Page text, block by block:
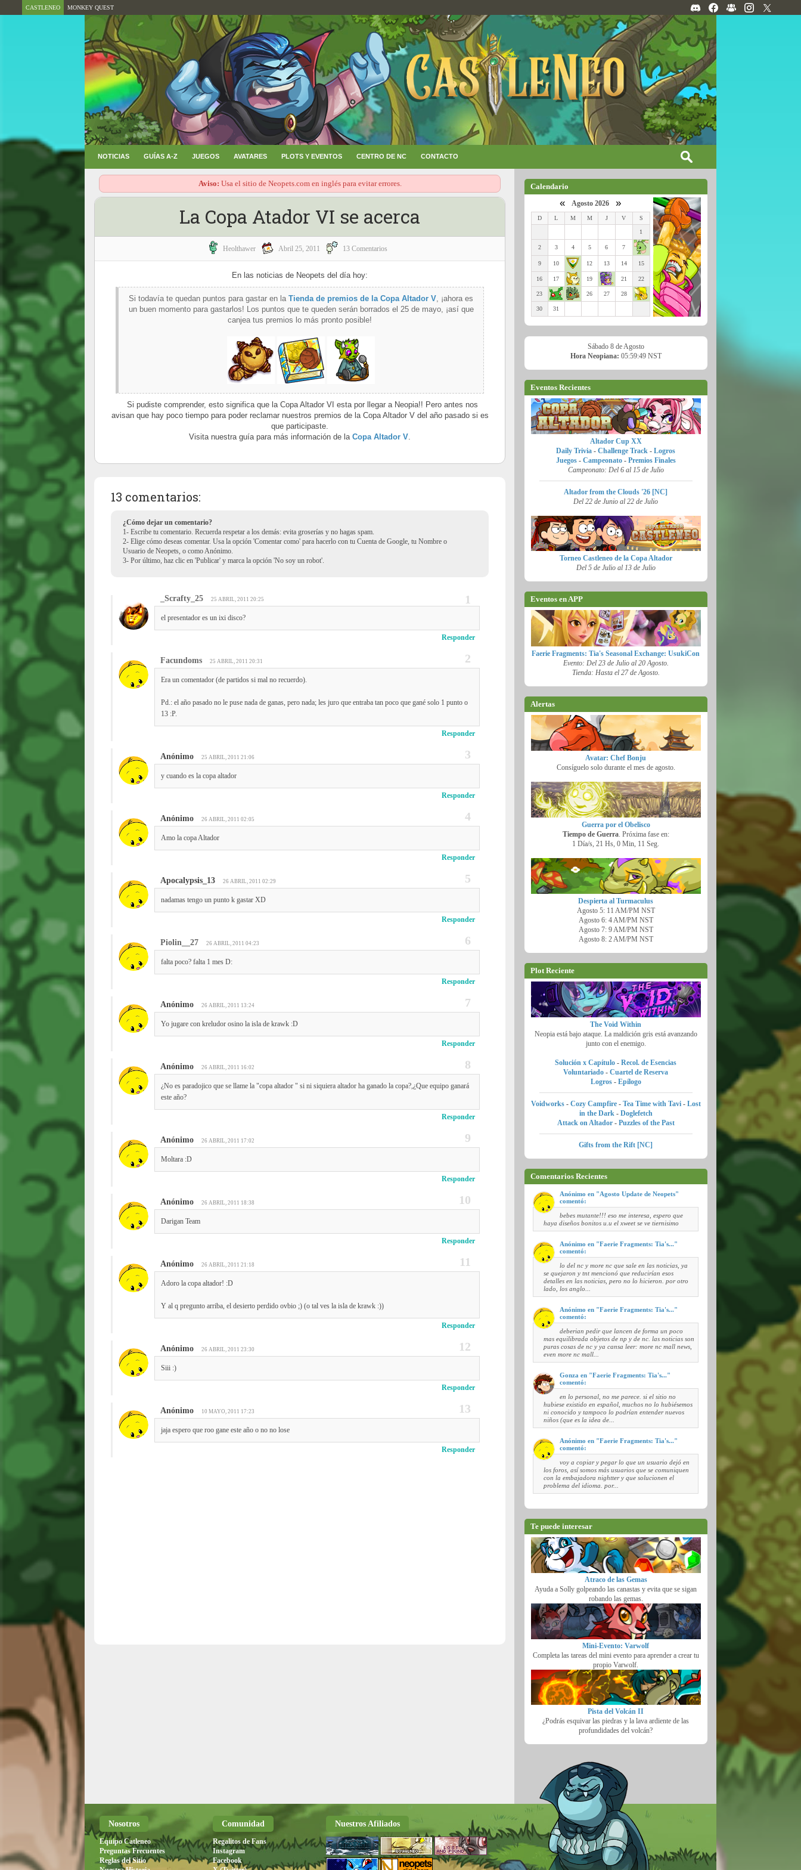
CASTLENEO MONKEY QUEST
NOTICIAS GUÍAS A-Z JUEGOS AVATARES PLOTS Y EVENTOS CENTRO DE NC CONTACTO
Aviso: Usa el sitio de Neopets.com en inglés para evitar errores.
La Copa Atador VI se acerca
Heolthawer Abril 25, 2011 13 Comentarios
En las noticias de Neopets del día hoy:
Si todavía te quedan puntos para gastar en laTienda de premios de la Copa Altador V, ¡ahora es
un buen momento para gastarlos! Los puntos que te queden serán borrados el 25 de mayo, ¡así que
canjea tus premios lo más pronto posible!
Si pudiste comprender, esto significa que la Copa Altador VI esta por llegar a Neopia!! Pero antes nos
avisan que hay poco tiempo para poder reclamar nuestros premios de la Copa Altador V del año pasado si es
que participaste.
Visita nuestra guía para más información de laCopa Altador V.
13 comentarios:
¿Cómo dejar un comentario?
1- Escribe tu comentario. Recuerda respetar a los demás: evita groserías y no hagas spam.
2- Elige cómo deseas comentar. Usa la opción 'Comentar como' para hacerlo con tu Cuenta de Google, tu Nombre o
Usuario de Neopets, o como Anónimo.
3- Por último, haz clic en 'Publicar' y marca la opción 'No soy un robot'.
_Scrafty_25 25 ABRIL, 2011 20:25
el presentador es un ixi disco?
Responder
Facundoms 25 ABRIL, 2011 20:31
Era un comentador (de partidos si mal no recuerdo).
Pd.: el año pasado no le puse nada de ganas, pero nada; les juro que entraba tan poco que gané solo 1 punto o
13 :P.
Responder
Anónimo 25 ABRIL, 2011 21:06
y cuando es la copa altador
Responder
Anónimo 26 ABRIL, 2011 02:05
Amo la copa Altador
Responder
Apocalypsis_13 26 ABRIL, 2011 02:29
nadamas tengo un punto k gastar XD
Responder
Piolin__27 26 ABRIL, 2011 04:23
falta poco? falta 1 mes D:
Responder
Anónimo 26 ABRIL, 2011 13:24
Yo jugare con kreludor osino la isla de krawk :D
Responder
Anónimo 26 ABRIL, 2011 16:02
¿No es paradojico que se llame la "copa altador " si ni siquiera altador ha ganado la copa?,¿Que equipo ganará
este año?
Responder
Anónimo 26 ABRIL, 2011 17:02
Moltara :D
Responder
Anónimo 26 ABRIL, 2011 18:38
Darigan Team
Responder
Anónimo 26 ABRIL, 2011 21:18
Adoro la copa altador! :D
Y al q pregunto arriba, el desierto perdido ovbio ;) (o tal ves la isla de krawk :))
Responder
Anónimo 26 ABRIL, 2011 23:30
Siii :)
Responder
Anónimo 10 MAYO, 2011 17:23
jaja espero que roo gane este año o no no lose
Responder
Calendario
« Agosto 2026 »
D L M M J V S
1
2 3 4 5 6 7
9 10 12 13 14 15
16 17 19 21 22
23 26 27 28
30 31
Sábado 8 de Agosto
Hora Neopiana: 05:59:50 NST
Eventos Recientes
Altador Cup XX
Daily Trivia -Challenge Track -Logros
Juegos- Campeonato- Premios Finales
Campeonato: Del 6 al 15 de Julio
Altador from the Clouds '26 [NC]
Del 22 de Junio al 22 de Julio
Torneo Castleneo de la Copa Altador
Del 5 de Julio al 13 de Julio
Eventos en APP
Faerie Fragments: Tia's Seasonal Exchange: UsukiCon
Evento: Del 23 de Julio al 20 Agosto.
Tienda: Hasta el 27 de Agosto.
Alertas
Avatar: Chef Bonju
Consíguelo solo durante el mes de agosto.
Guerra por el Obelisco
Tiempo de Guerra. Próxima fase en:
1 Día/s, 21 Hs, 0 Min, 10 Seg.
Despierta al Turmaculus
Agosto 5: 11 AM/PM NST
Agosto 6: 4 AM/PM NST
Agosto 7: 9 AM/PM NST
Agosto 8: 2 AM/PM NST
Plot Reciente
The Void Within
Neopia está bajo ataque. La maldición gris está avanzando
junto con el enemigo.
Solución x Capítulo -Recol. de Esencias
Voluntariado -Cuartel de Reserva
Logros- Epílogo
Voidworks- Cozy Campfire - Tea Time with Tavi- Lost
in the Dark- Doglefetch
Attack on Altador- Puzzles of the Past
Gifts from the Rift [NC]
Comentarios Recientes
Anónimo en "Agosto Update de Neopets"
comentó:
bebes mutante!!! eso me interesa, espero que
haya diseños bonitos u.u el xweet se ve tiernisimo
Anónimo en "Faerie Fragments: Tia's..."
comentó:
lo del nc y more nc que sale en las noticias, ya
se quejaron y tnt mencionó que reducirían esos
detalles en las noticias, pero no lo hicieron. por otro
lado, los anglo...
Anónimo en "Faerie Fragments: Tia's..."
comentó:
deberian pedir que lancen de forma un poco
mas equilibrada objetos de np y de nc. las noticias son
puras cosas de nc y ya cansa leer: more nc mall news,
even more nc mall...
Gonza en "Faerie Fragments: Tia's..."
comentó:
en lo personal, no me parece. si el sitio no
hubiese existido en español, muchos no lo hubiésemos
ni conocido y tampoco lo podrían entender nuevos
niños (que es la idea de...
Anónimo en "Faerie Fragments: Tia's..."
comentó:
voy a copiar y pegar lo que un usuario dejó en
los foros, así somos más usuarios que se comuniquen
con la embajadora nightter y que solucionen el
problema del idioma. por...
Te puede interesar
Atraco de las Gemas
Ayuda a Solly golpeando las canastas y evita que se sigan
robando las gemas.
Mini-Evento: Varwolf
Completa las tareas del mini evento para aprender a crear tu
propio Varwolf.
Pista del Volcán II
¿Podrás esquivar las piedras y la lava ardiente de las
profundidades del volcán?
Nosotros
Equipo Catleneo
Preguntas Frecuentes
Reglas del Sitio
Comunidad
Regalitos de Fans
Instagram
Facebook
Nuestros Afiliados